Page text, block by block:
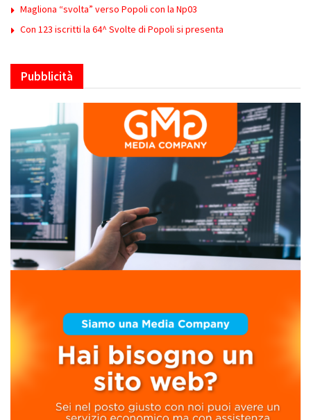
Magliona “svolta” verso Popoli con la Np03
Con 123 iscritti la 64^ Svolte di Popoli si presenta
Pubblicità